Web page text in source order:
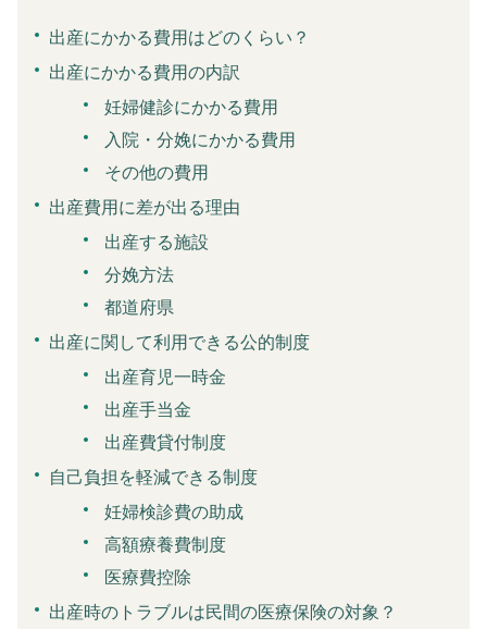
出産にかかる費用はどのくらい？
出産にかかる費用の内訳
妊婦健診にかかる費用
入院・分娩にかかる費用
その他の費用
出産費用に差が出る理由
出産する施設
分娩方法
都道府県
出産に関して利用できる公的制度
出産育児一時金
出産手当金
出産費貸付制度
自己負担を軽減できる制度
妊婦検診費の助成
高額療養費制度
医療費控除
出産時のトラブルは民間の医療保険の対象？